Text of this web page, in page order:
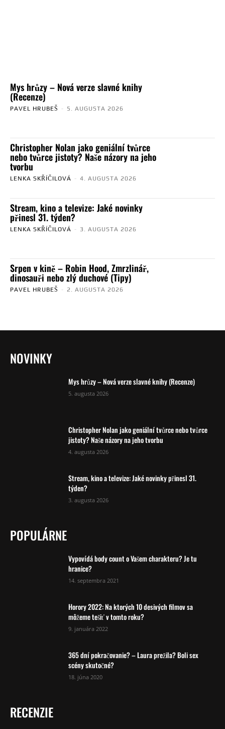
Mys hrůzy – Nová verze slavné knihy
(Recenze)
PAVEL HRUBEŠ - 5. AUGUSTA 2026
Christopher Nolan jako geniální tvůrce
nebo tvůrce jistoty? Naše názory na jeho
tvorbu
LENKA SKŘÍČILOVÁ - 4. AUGUSTA 2026
Stream, kino a televize: Jaké novinky
přinesl 31. týden?
LENKA SKŘÍČILOVÁ - 3. AUGUSTA 2026
Srpen v kině – Robin Hood, Zmrzlinář,
dinosauři nebo zlý duchové (Tipy)
PAVEL HRUBEŠ - 2. AUGUSTA 2026
NOVINKY
Mys hrůzy – Nová verze slavné knihy (Recenze)
5. augusta 2026
Christopher Nolan jako geniální tvůrce nebo tvůrce
jistoty? Naše názory na jeho tvorbu
4. augusta 2026
Stream, kino a televize: Jaké novinky přinesl 31.
týden?
3. augusta 2026
POPULÁRNE
Vypovídá body count o Vašem charakteru? Je tu
hranice?
14. septembra 2021
Horory 2022: Na ktorých 10 desivých filmov sa
môžeme tešiť v tomto roku?
9. januára 2022
365 dní pokračovanie? – Laura prežila? Boli sex
scény skutočné?
18. júna 2020
RECENZIE